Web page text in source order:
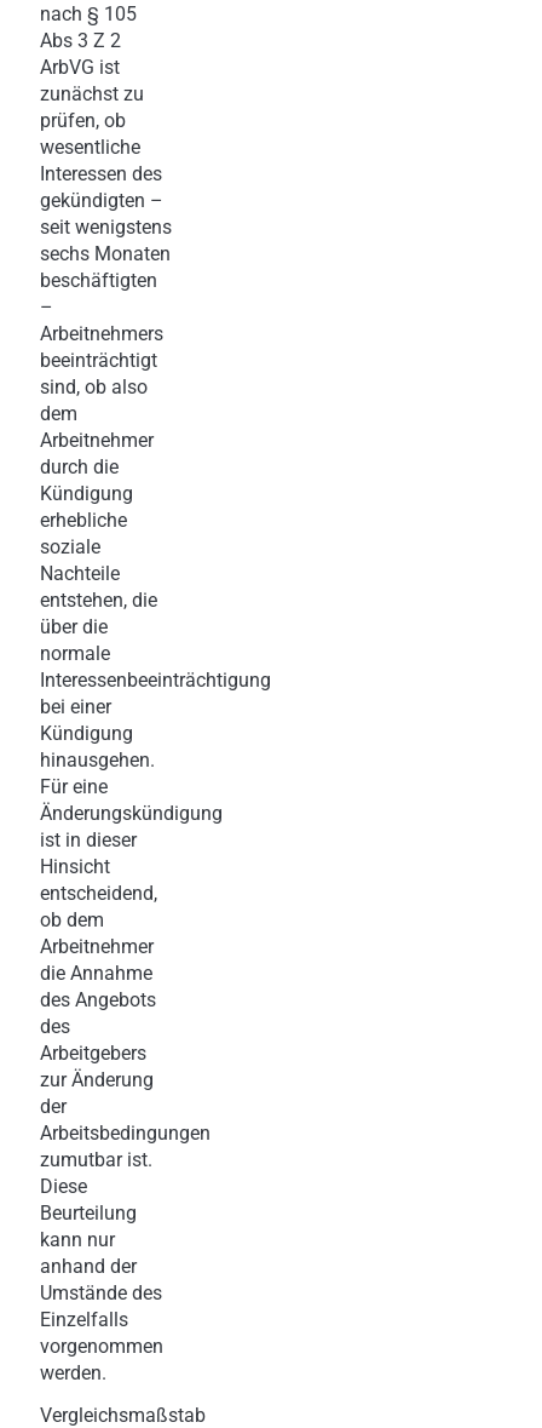
nach § 105
Abs 3 Z 2
ArbVG ist
zunächst zu
prüfen, ob
wesentliche
Interessen des
gekündigten –
seit wenigstens
sechs Monaten
beschäftigten
–
Arbeitnehmers
beeinträchtigt
sind, ob also
dem
Arbeitnehmer
durch die
Kündigung
erhebliche
soziale
Nachteile
entstehen, die
über die
normale
Interessenbeeinträchtigung
bei einer
Kündigung
hinausgehen.
Für eine
Änderungskündigung
ist in dieser
Hinsicht
entscheidend,
ob dem
Arbeitnehmer
die Annahme
des Angebots
des
Arbeitgebers
zur Änderung
der
Arbeitsbedingungen
zumutbar ist.
Diese
Beurteilung
kann nur
anhand der
Umstände des
Einzelfalls
vorgenommen
werden.
Vergleichsmaßstab